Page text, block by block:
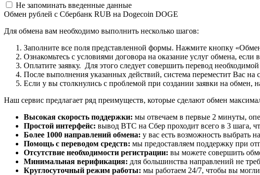
Не запоминать введенные данные
Обмен рублей с Сбербанк RUB на Dogecoin DOGE
Для обмена вам необходимо выполнить несколько шагов:
Заполните все поля представленной формы. Нажмите кнопку
Ознакомьтесь с условиями договора на оказание услуг обмена,
Оплатите заявку. Для этого следует совершить перевод
После выполнения указанных действий, система переместит Вас на
Если у вы столкнулись с проблемой при создании заявки на
Наш сервис предлагает ряд преимуществ, которые сделают обмен
Высокая скорость поддержки: мы отвечаем в первые 2 минуты,
Простой интерфейс: вывод BTC на Сбер проходит всего в 3 шага,
Более 1000 направлений обмена: у вас есть возможность выбрать
Помощь с переводом средств: мы предоставляем поддержку при
Отсутствие необходимости регистрации: вы можете совершить
Минимальная верификация: для большинства направлений не
Круглосуточный режим работы: мы работаем 24/7, чтобы вы